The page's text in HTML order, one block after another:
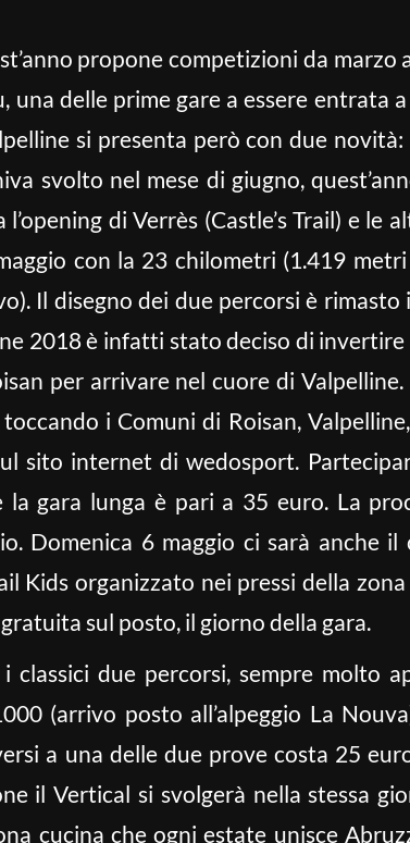
propone competizioni da marzo
una delle prime gare a essere entrata
si presenta però con due
svolto nel mese di giugno,
di Verrès (Castle’s Trail) e le
con la 23 chilometri (1.419
Il disegno dei due percorsi è rimasto
2018 è infatti stato deciso di
per arrivare nel cuore di Valpelline.
i Comuni di Roisan,
sito internet di wedosport.
gara lunga è pari a 35 euro. La
Domenica 6 maggio ci sarà anche il
Kids organizzato nei pressi della
sul posto, il giorno della gara.
due percorsi, sempre molto
(arrivo posto all’alpeggio La
a una delle due prove costa 25
il Vertical si svolgerà nella stessa
cucina che ogni estate unisce